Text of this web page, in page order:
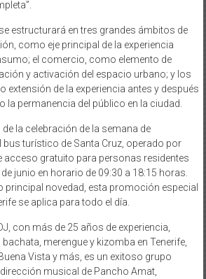
estructurará en tres grandes ámbitos de
como eje principal de la experiencia
el comercio, como elemento de
y activación del espacio urbano; y los
extensión de la experiencia antes y después
la permanencia del público en la ciudad.
la celebración de la semana de
bus turístico de Santa Cruz, operado por
acceso gratuito para personas residentes
junio en horario de 09:30 a 18:15 horas.
principal novedad, esta promoción especial
se aplica para todo el día.
con más de 25 años de experiencia,
merengue y kizomba en Tenerife,
Vista y más, es un exitoso grupo
musical de Pancho Amat,